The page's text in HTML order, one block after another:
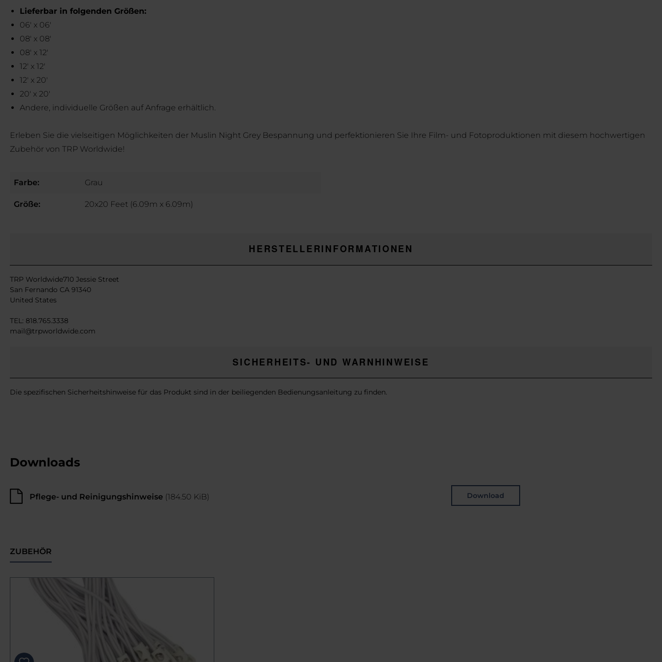
Lieferbar in folgenden Größen:
06' x 06'
08' x 08'
08' x 12'
12' x 12'
12' x 20'
20' x 20'
Andere, individuelle Größen auf Anfrage erhältlich.
Erleben Sie die vielseitigen Möglichkeiten der Muslin Night Grey Bespannung und perfektionieren Sie Ihre Film- und Fotoproduktionen mit diesem hochwertigen
Zubehör von TRP Worldwide!
Farbe: Grau
Größe: 20x20 Feet (6.09m x 6.09m)
HERSTELLERINFORMATIONEN
TRP Worldwide710 Jessie Street
San Fernando CA 91340
United States
TEL: 818.765.3338
mail@trpworldwide.com
SICHERHEITS- UND WARNHINWEISE
Die spezifischen Sicherheitshinweise für das Produkt sind in der beiliegenden Bedienungsanleitung zu finden.
Downloads
Pflege- und Reinigungshinweise (184.50 KiB) Download
ZUBEHÖR